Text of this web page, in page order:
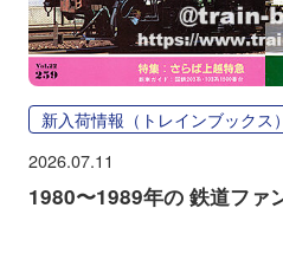
新入荷情報（トレインブックス）
2026.07.11
1980〜1989年の 鉄道ファ